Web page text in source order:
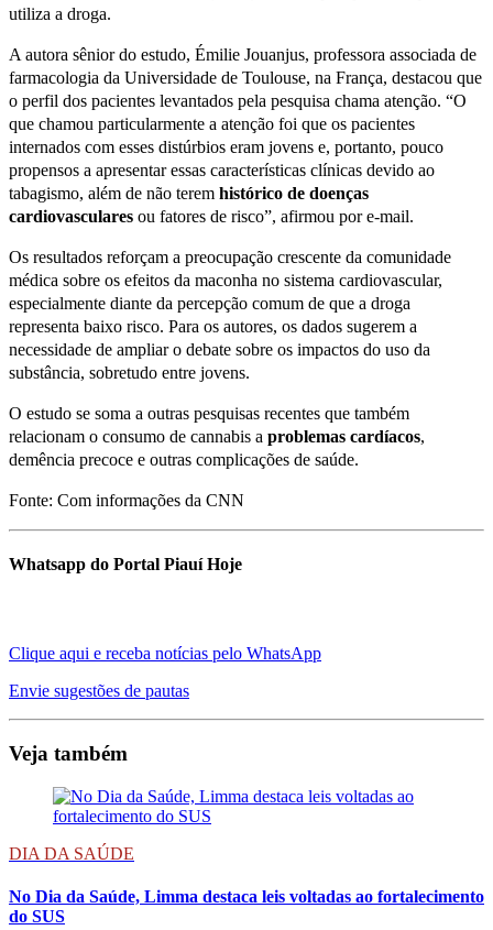
utiliza a droga.
A autora sênior do estudo, Émilie Jouanjus, professora associada de
farmacologia da Universidade de Toulouse, na França, destacou que
o perfil dos pacientes levantados pela pesquisa chama atenção. “O
que chamou particularmente a atenção foi que os pacientes
internados com esses distúrbios eram jovens e, portanto, pouco
propensos a apresentar essas características clínicas devido ao
tabagismo, além de não terem histórico de doenças
cardiovasculares ou fatores de risco”, afirmou por e-mail.
Os resultados reforçam a preocupação crescente da comunidade
médica sobre os efeitos da maconha no sistema cardiovascular,
especialmente diante da percepção comum de que a droga
representa baixo risco. Para os autores, os dados sugerem a
necessidade de ampliar o debate sobre os impactos do uso da
substância, sobretudo entre jovens.
O estudo se soma a outras pesquisas recentes que também
relacionam o consumo de cannabis a problemas cardíacos,
demência precoce e outras complicações de saúde.
Fonte: Com informações da CNN
Whatsapp do Portal Piauí Hoje
Clique aqui e receba notícias pelo WhatsApp
Envie sugestões de pautas
Veja também
DIA DA SAÚDE
No Dia da Saúde, Limma destaca leis voltadas ao fortalecimento
do SUS